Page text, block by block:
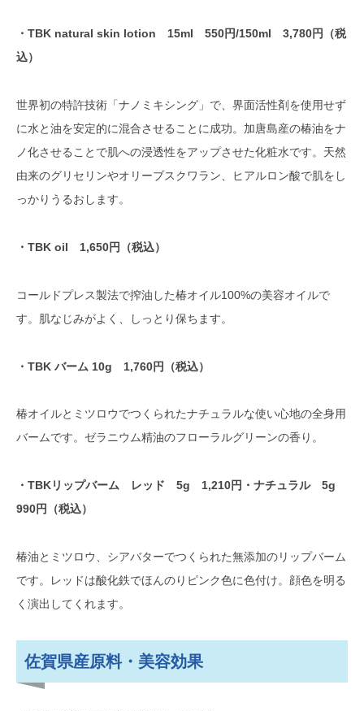
・TBK natural skin lotion 15ml 550円/150ml 3,780円（税
込）
世界初の特許技術「ナノミキシング」で、界面活性剤を使用せず
に水と油を安定的に混合させることに成功。加唐島産の椿油をナ
ノ化させることで肌への浸透性をアップさせた化粧水です。天然
由来のグリセリンやオリーブスクワラン、ヒアルロン酸で肌をし
っかりうるおします。
・TBK oil 1,650円（税込）
コールドプレス製法で搾油した椿オイル100%の美容オイルで
す。肌なじみがよく、しっとり保ちます。
・TBK バーム 10g 1,760円（税込）
椿オイルとミツロウでつくられたナチュラルな使い心地の全身用
バームです。ゼラニウム精油のフローラルグリーンの香り。
・TBKリップバーム レッド 5g 1,210円・ナチュラル 5g
990円（税込）
椿油とミツロウ、シアバターでつくられた無添加のリップバーム
です。レッドは酸化鉄でほんのりピンク色に色付け。顔色を明る
く演出してくれます。
佐賀県産原料・美容効果